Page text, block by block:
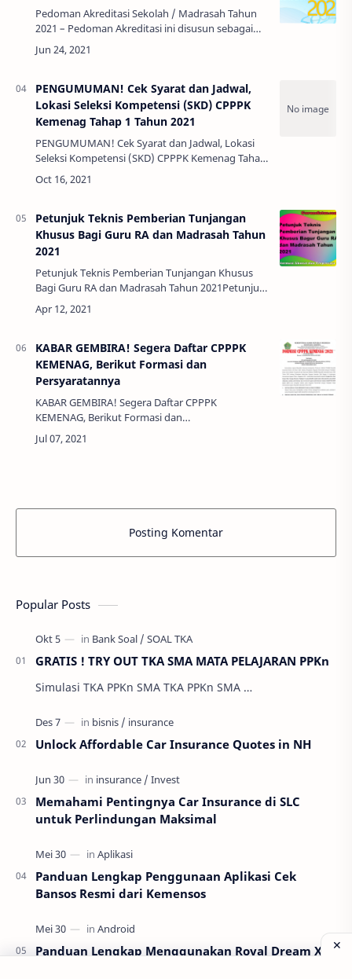
Pedoman Akreditasi Sekolah / Madrasah Tahun
2021 – Pedoman Akreditasi ini disusun sebagai
upaya untuk memastikan terselenggaranya
proses akreditasi yang baik, dengan prinsip-
PENGUMUMAN! Cek Syarat dan Jadwal,
Lokasi Seleksi Kompetensi (SKD) CPPPK
Kemenag Tahap 1 Tahun 2021
PENGUMUMAN! Cek Syarat dan Jadwal, Lokasi
Seleksi Kompetensi (SKD) CPPPK Kemenag Tahap
1 Tahun 2021 - Alhamdulillah akhirnya yang
ditunggu tunggu oleh para peserta seleksi pes…
Petunjuk Teknis Pemberian Tunjangan
Khusus Bagi Guru RA dan Madrasah Tahun
2021
Petunjuk Teknis Pemberian Tunjangan Khusus
Bagi Guru RA dan Madrasah Tahun 2021Petunjuk
Teknis Pemberian Tunjangan Khusus Bagi Guru
RA dan Madrasah Tahun 2021 - Sesuai Peraturan
KABAR GEMBIRA! Segera Daftar CPPPK
KEMENAG, Berikut Formasi dan
Persyaratannya
KABAR GEMBIRA! Segera Daftar CPPPK
KEMENAG, Berikut Formasi dan
PersyaratannyaKABAR GEMBIRA! Segera Daftar
CPPPK KEMENAG, Berikut Formasi dan
Posting Komentar
Popular Posts
GRATIS ! TRY OUT TKA SMA MATA PELAJARAN PPKn
Simulasi TKA PPKn SMA TKA PPKn SMA …
Unlock Affordable Car Insurance Quotes in NH
Memahami Pentingnya Car Insurance di SLC
untuk Perlindungan Maksimal
Panduan Lengkap Penggunaan Aplikasi Cek
Bansos Resmi dari Kemensos
Panduan Lengkap Menggunakan Royal Dream X8